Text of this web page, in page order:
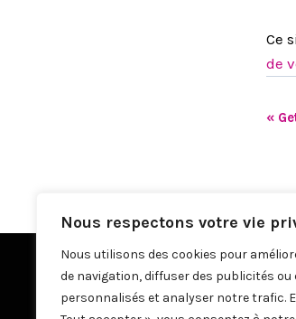
Nous respectons votre vie
Nous utilisons des cookies pour
de navigation, diffuser des publicités ou
personnalisés et analyser notre trafic.
Ce
de
N
I
G
A
«